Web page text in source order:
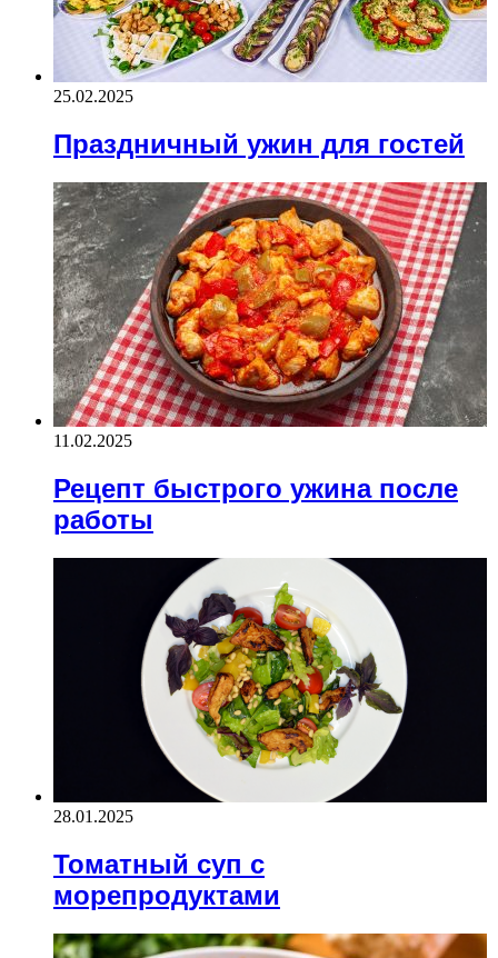
25.02.2025
Праздничный ужин для гостей
11.02.2025
Рецепт быстрого ужина после
работы
28.01.2025
Томатный суп с
морепродуктами